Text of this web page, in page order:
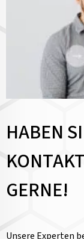
HABEN
GERNE!
Unsere Experten